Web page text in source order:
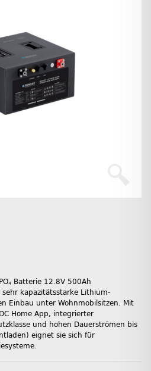
Batterie 12.8V 500Ah
sehr kapazitätsstarke Lithium-
Einbau unter Wohnmobilsitzen. Mit
Home App, integrierter
und hohen Dauerströmen bis
eignet sie sich für